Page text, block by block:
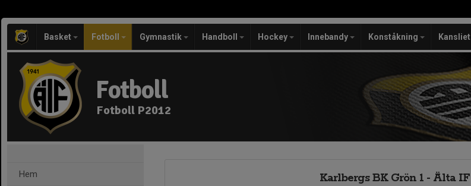
Basket Fotboll Gymnastik Handboll Hockey Innebandy Konståkning Kansliet
Fotboll
Fotboll P2012
Hem Karlbergs BK Grön 1 - Älta IF